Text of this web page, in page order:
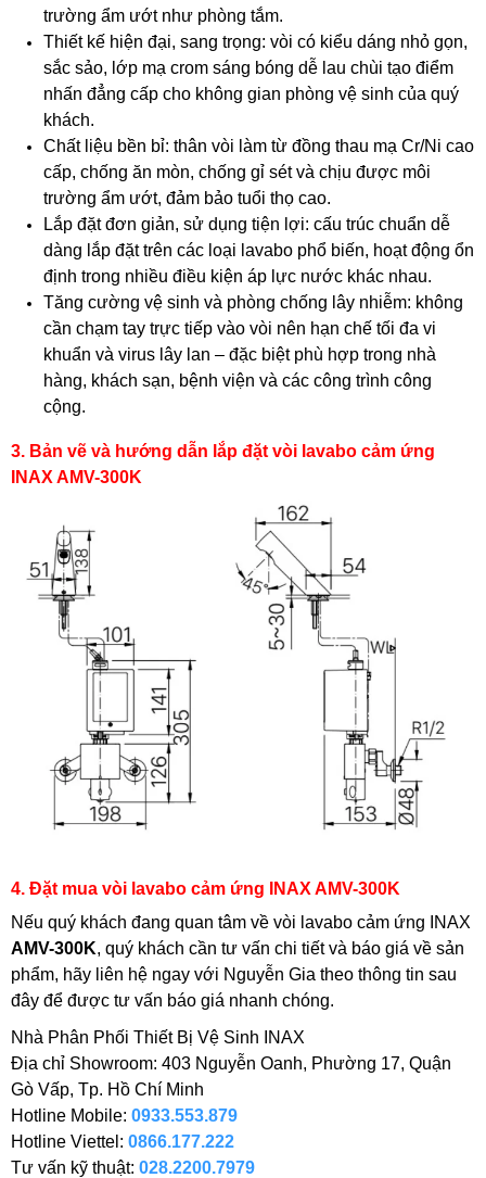
trường ẩm ướt như phòng tắm.
Thiết kế hiện đại, sang trọng: vòi có kiểu dáng nhỏ gọn,
sắc sảo, lớp mạ crom sáng bóng dễ lau chùi tạo điểm
nhấn đẳng cấp cho không gian phòng vệ sinh của quý
khách.
Chất liệu bền bỉ: thân vòi làm từ đồng thau mạ Cr/Ni cao
cấp, chống ăn mòn, chống gỉ sét và chịu được môi
trường ẩm ướt, đảm bảo tuổi thọ cao.
Lắp đặt đơn giản, sử dụng tiện lợi: cấu trúc chuẩn dễ
dàng lắp đặt trên các loại lavabo phổ biến, hoạt động ổn
định trong nhiều điều kiện áp lực nước khác nhau.
Tăng cường vệ sinh và phòng chống lây nhiễm: không
cần chạm tay trực tiếp vào vòi nên hạn chế tối đa vi
khuẩn và virus lây lan – đặc biệt phù hợp trong nhà
hàng, khách sạn, bệnh viện và các công trình công
cộng.
3. Bản vẽ và hướng dẫn lắp đặt vòi lavabo cảm ứng
INAX AMV-300K
4. Đặt mua vòi lavabo cảm ứng INAX AMV-300K
Nếu quý khách đang quan tâm về vòi lavabo cảm ứng INAX
AMV-300K, quý khách cần tư vấn chi tiết và báo giá về sản
phẩm, hãy liên hệ ngay với Nguyễn Gia theo thông tin sau
đây để được tư vấn báo giá nhanh chóng.
Nhà Phân Phối Thiết Bị Vệ Sinh INAX
Địa chỉ Showroom: 403 Nguyễn Oanh, Phường 17, Quận
Gò Vấp, Tp. Hồ Chí Minh
Hotline Mobile: 0933.553.879
Hotline Viettel: 0866.177.222
Tư vấn kỹ thuật: 028.2200.7979